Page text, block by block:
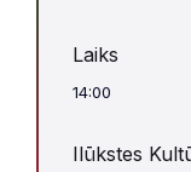
Laiks
14:00
Ilūkstes